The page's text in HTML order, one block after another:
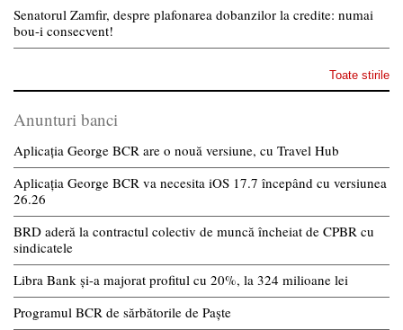
Senatorul Zamfir, despre plafonarea dobanzilor la credite: numai
bou-i consecvent!
Toate stirile
Anunturi banci
Aplicația George BCR are o nouă versiune, cu Travel Hub
Aplicația George BCR va necesita iOS 17.7 începând cu versiunea
26.26
BRD aderă la contractul colectiv de muncă încheiat de CPBR cu
sindicatele
Libra Bank și-a majorat profitul cu 20%, la 324 milioane lei
Programul BCR de sărbătorile de Paște